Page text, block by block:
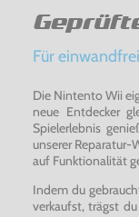
Für
Die Nintento Wii
neue Entdecker
Spielerlebnis
unserer
auf Funktionalität
Indem du
verkaufst, trägst